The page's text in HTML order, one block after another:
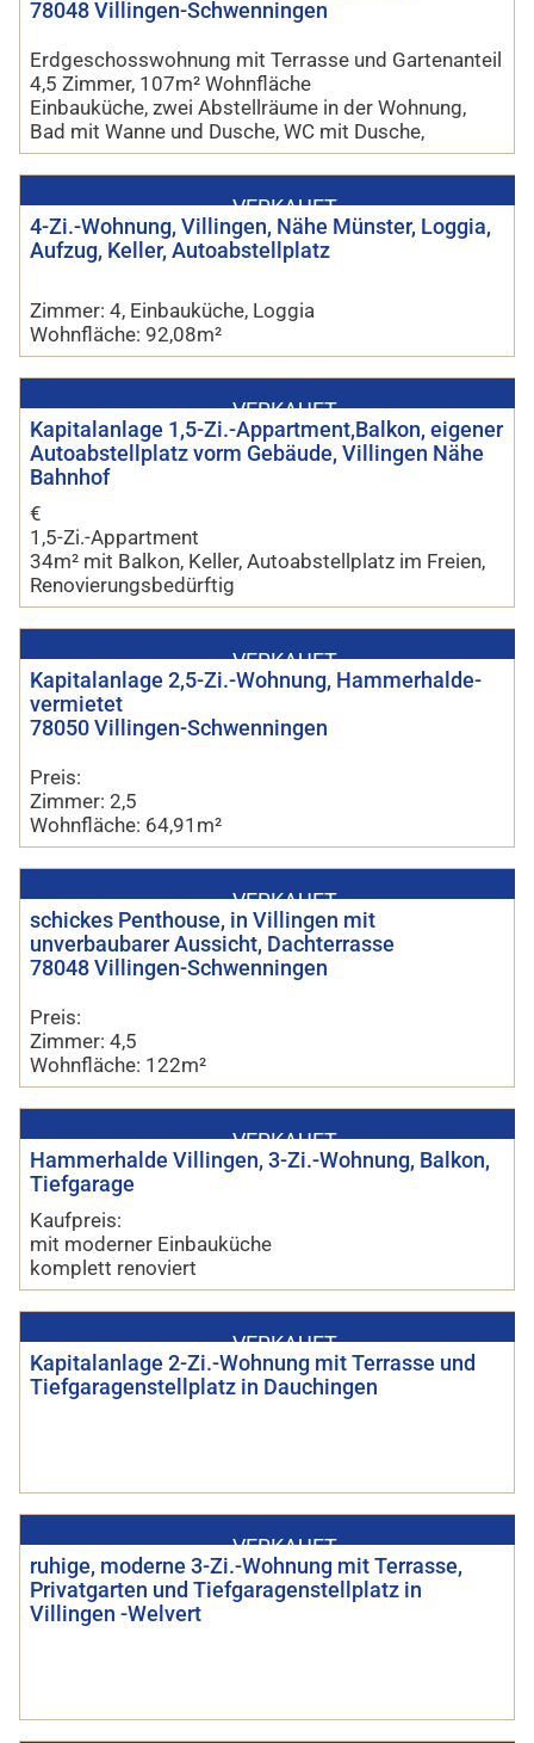
78048 Villingen-Schwenningen
Erdgeschosswohnung mit Terrasse und Gartenanteil
4,5 Zimmer, 107m² Wohnfläche
Einbauküche, zwei Abstellräume in der Wohnung,
Bad mit Wanne und Dusche, WC mit Dusche,
VERKAUFT
4-Zi.-Wohnung, Villingen, Nähe Münster, Loggia,
Aufzug, Keller, Autoabstellplatz
Zimmer: 4, Einbauküche, Loggia
Wohnfläche: 92,08m²
VERKAUFT
Kapitalanlage 1,5-Zi.-Appartment,Balkon, eigener
Autoabstellplatz vorm Gebäude, Villingen Nähe
Bahnhof
€
1,5-Zi.-Appartment
34m² mit Balkon, Keller, Autoabstellplatz im Freien,
Renovierungsbedürftig
VERKAUFT
Kapitalanlage 2,5-Zi.-Wohnung, Hammerhalde-
vermietet
78050 Villingen-Schwenningen
Preis:
Zimmer: 2,5
Wohnfläche: 64,91m²
VERKAUFT
schickes Penthouse, in Villingen mit
unverbaubarer Aussicht, Dachterrasse
78048 Villingen-Schwenningen
Preis:
Zimmer: 4,5
Wohnfläche: 122m²
VERKAUFT
Hammerhalde Villingen, 3-Zi.-Wohnung, Balkon,
Tiefgarage
Kaufpreis:
mit moderner Einbauküche
komplett renoviert
VERKAUFT
Kapitalanlage 2-Zi.-Wohnung mit Terrasse und
Tiefgaragenstellplatz in Dauchingen
VERKAUFT
ruhige, moderne 3-Zi.-Wohnung mit Terrasse,
Privatgarten und Tiefgaragenstellplatz in
Villingen -Welvert